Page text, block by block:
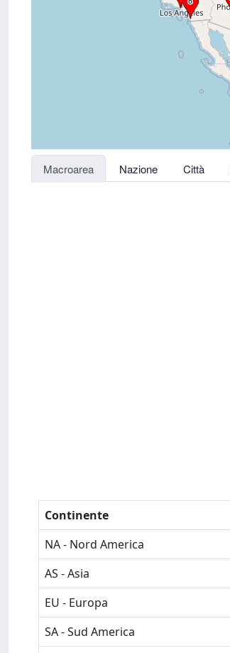
Macroarea Nazione Città
Continente
NA - Nord America
AS - Asia
EU - Europa
SA - Sud America